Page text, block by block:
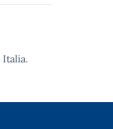
Italia.